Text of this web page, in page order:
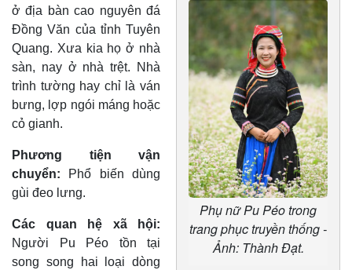
Phụ nữ Pu Péo trong
trang phục truyền thống -
Ảnh: Thành Đạt.
ở địa bàn cao nguyên đá
Đồng Văn của tỉnh Tuyên
Quang. Xưa kia họ ở nhà
sàn, nay ở nhà trệt. Nhà
trình tường hay chỉ là ván
bưng, lợp ngói máng hoặc
cỏ gianh.
Phương tiện vận
chuyển: Phổ biến dùng
gùi đeo lưng.
Các quan hệ xã hội:
Người Pu Péo tồn tại
song song hai loại dòng